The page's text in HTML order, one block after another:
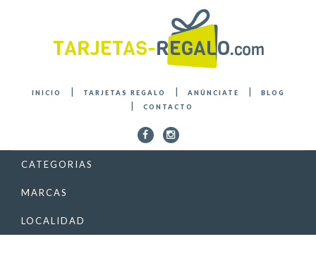
INICIO TARJETAS REGALO ANÚNCIATE
BLOG
CONTACTO
CATEGORIAS
MARCAS
LOCALIDAD